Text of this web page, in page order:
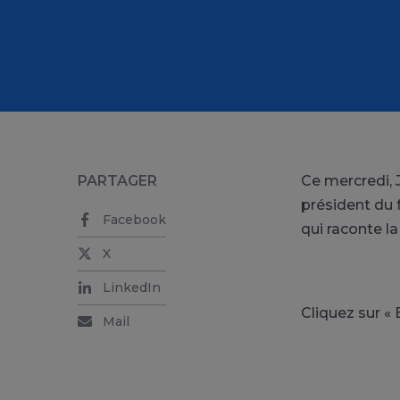
Ce mercredi,
président du
qui raconte
Cliquez sur «
PARTAGER
Facebook
X
LinkedIn
Mail